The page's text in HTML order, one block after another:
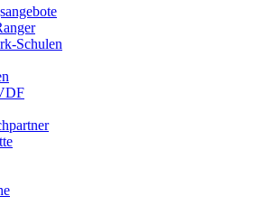
Schulen